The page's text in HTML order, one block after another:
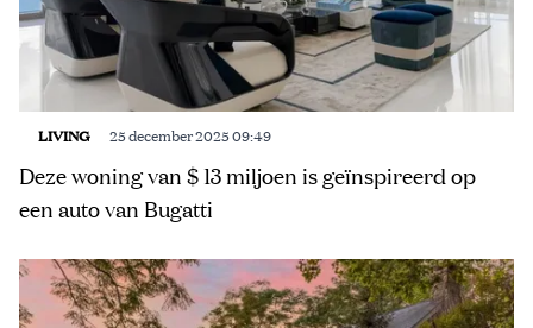
LIVING 25 december 2025 09:49
Deze woning van $ 13 miljoen is geïnspireerd op
een auto van Bugatti